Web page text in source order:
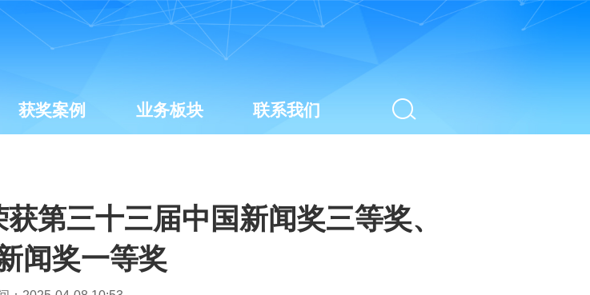
获奖案例 业务板块 联系我们
第三十三届中国新闻奖三等奖、
闻奖一等奖